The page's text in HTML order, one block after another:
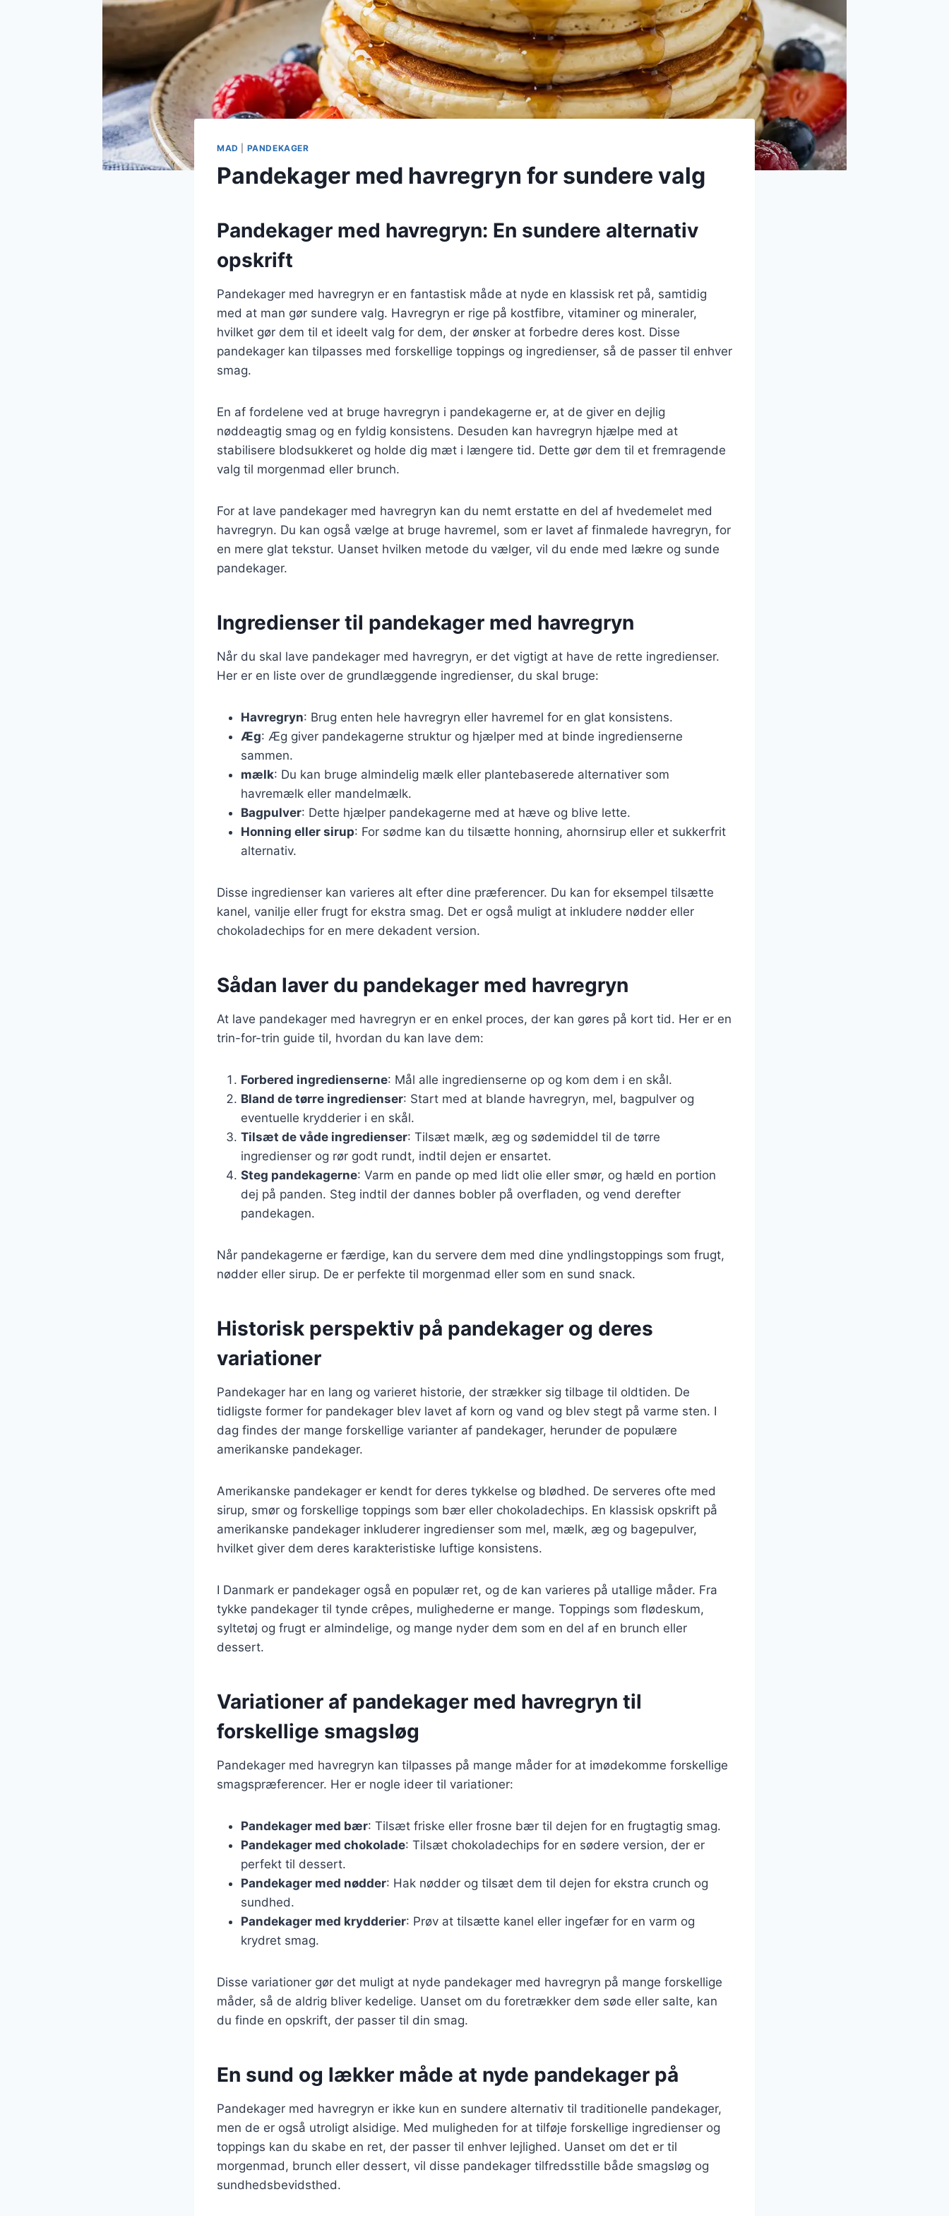
MAD PANDEKAGER
Pandekager med havregryn for sundere valg
Pandekager med havregryn: En sundere alternativ
opskrift
Pandekager med havregryn er en fantastisk måde at nyde en klassisk ret på, samtidig
med at man gør sundere valg. Havregryn er rige på kostfibre, vitaminer og mineraler,
hvilket gør dem til et ideelt valg for dem, der ønsker at forbedre deres kost. Disse
pandekager kan tilpasses med forskellige toppings og ingredienser, så de passer til enhver
smag.
En af fordelene ved at bruge havregryn i pandekagerne er, at de giver en dejlig
nøddeagtig smag og en fyldig konsistens. Desuden kan havregryn hjælpe med at
stabilisere blodsukkeret og holde dig mæt i længere tid. Dette gør dem til et fremragende
valg til morgenmad eller brunch.
For at lave pandekager med havregryn kan du nemt erstatte en del af hvedemelet med
havregryn. Du kan også vælge at bruge havremel, som er lavet af finmalede havregryn, for
en mere glat tekstur. Uanset hvilken metode du vælger, vil du ende med lækre og sunde
pandekager.
Ingredienser til pandekager med havregryn
Når du skal lave pandekager med havregryn, er det vigtigt at have de rette ingredienser.
Her er en liste over de grundlæggende ingredienser, du skal bruge:
Havregryn: Brug enten hele havregryn eller havremel for en glat konsistens.
Æg: Æg giver pandekagerne struktur og hjælper med at binde ingredienserne
sammen.
mælk: Du kan bruge almindelig mælk eller plantebaserede alternativer som
havremælk eller mandelmælk.
Bagpulver: Dette hjælper pandekagerne med at hæve og blive lette.
Honning eller sirup: For sødme kan du tilsætte honning, ahornsirup eller et sukkerfrit
alternativ.
Disse ingredienser kan varieres alt efter dine præferencer. Du kan for eksempel tilsætte
kanel, vanilje eller frugt for ekstra smag. Det er også muligt at inkludere nødder eller
chokoladechips for en mere dekadent version.
Sådan laver du pandekager med havregryn
At lave pandekager med havregryn er en enkel proces, der kan gøres på kort tid. Her er en
trin-for-trin guide til, hvordan du kan lave dem:
Forbered ingredienserne: Mål alle ingredienserne op og kom dem i en skål.
Bland de tørre ingredienser: Start med at blande havregryn, mel, bagpulver og
eventuelle krydderier i en skål.
Tilsæt de våde ingredienser: Tilsæt mælk, æg og sødemiddel til de tørre
ingredienser og rør godt rundt, indtil dejen er ensartet.
Steg pandekagerne: Varm en pande op med lidt olie eller smør, og hæld en portion
dej på panden. Steg indtil der dannes bobler på overfladen, og vend derefter
pandekagen.
Når pandekagerne er færdige, kan du servere dem med dine yndlingstoppings som frugt,
nødder eller sirup. De er perfekte til morgenmad eller som en sund snack.
Historisk perspektiv på pandekager og deres
variationer
Pandekager har en lang og varieret historie, der strækker sig tilbage til oldtiden. De
tidligste former for pandekager blev lavet af korn og vand og blev stegt på varme sten. I
dag findes der mange forskellige varianter af pandekager, herunder de populære
amerikanske pandekager.
Amerikanske pandekager er kendt for deres tykkelse og blødhed. De serveres ofte med
sirup, smør og forskellige toppings som bær eller chokoladechips. En klassisk opskrift på
amerikanske pandekager inkluderer ingredienser som mel, mælk, æg og bagepulver,
hvilket giver dem deres karakteristiske luftige konsistens.
I Danmark er pandekager også en populær ret, og de kan varieres på utallige måder. Fra
tykke pandekager til tynde crêpes, mulighederne er mange. Toppings som flødeskum,
syltetøj og frugt er almindelige, og mange nyder dem som en del af en brunch eller
dessert.
Variationer af pandekager med havregryn til
forskellige smagsløg
Pandekager med havregryn kan tilpasses på mange måder for at imødekomme forskellige
smagspræferencer. Her er nogle ideer til variationer:
Pandekager med bær: Tilsæt friske eller frosne bær til dejen for en frugtagtig smag.
Pandekager med chokolade: Tilsæt chokoladechips for en sødere version, der er
perfekt til dessert.
Pandekager med nødder: Hak nødder og tilsæt dem til dejen for ekstra crunch og
sundhed.
Pandekager med krydderier: Prøv at tilsætte kanel eller ingefær for en varm og
krydret smag.
Disse variationer gør det muligt at nyde pandekager med havregryn på mange forskellige
måder, så de aldrig bliver kedelige. Uanset om du foretrækker dem søde eller salte, kan
du finde en opskrift, der passer til din smag.
En sund og lækker måde at nyde pandekager på
Pandekager med havregryn er ikke kun en sundere alternativ til traditionelle pandekager,
men de er også utroligt alsidige. Med muligheden for at tilføje forskellige ingredienser og
toppings kan du skabe en ret, der passer til enhver lejlighed. Uanset om det er til
morgenmad, brunch eller dessert, vil disse pandekager tilfredsstille både smagsløg og
sundhedsbevidsthed.